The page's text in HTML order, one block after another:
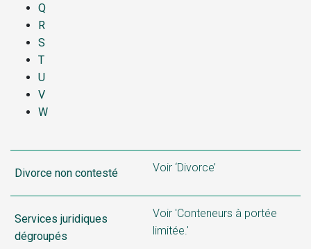
Q
R
S
T
U
V
W
Divorce non contesté Voir ‘Divorce’
Services juridiques
dégroupés
Voir 'Conteneurs à portée
limitée.'